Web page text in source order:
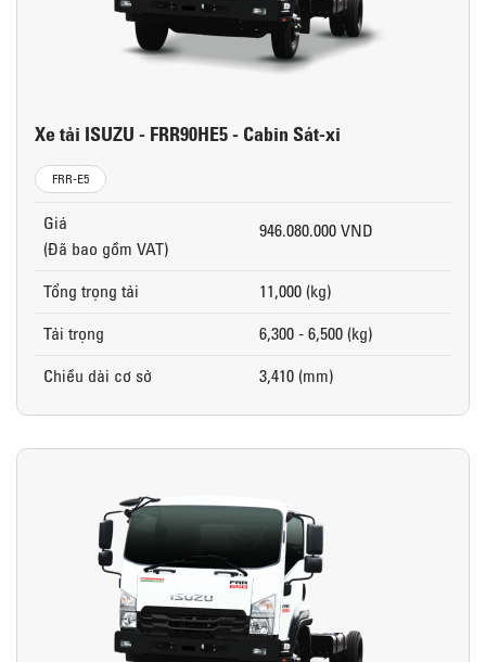
Xe tải ISUZU - FRR90HE5 - Cabin Sát-xi
FRR-E5
Giá
(Đã bao gồm VAT)
946.080.000 VND
Tổng trọng tải
11,000 (kg)
Tải trọng
6,300 - 6,500 (kg)
Chiều dài cơ sở
3,410 (mm)